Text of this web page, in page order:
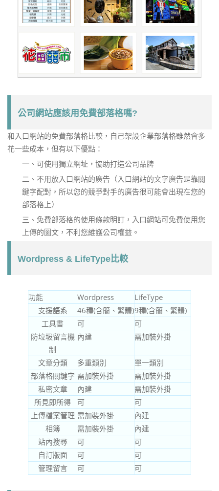
公司網站應該用免費部落格嗎?
和入口網站的免費部落格比較，自己架設企業部落格雖然會多
花一些成本，但有以下優點：
一、可使用獨立網址，協助打造公司品牌
二、不用放入口網站的廣告（入口網站的文字廣告是靠關
鍵字配對，所以您的競爭對手的廣告很可能會出現在您的
部落格上）
三、免費部落格的使用條款明訂，入口網站可免費使用您
上傳的圖文，不利您維護公司權益。
Wordpress & LifeType比較
功能 Wordpress
LifeType
支援語系
46種(含簡、繁體)9種(含簡、繁體)
工具書
可
可
防垃圾留言機
制
內建 需加裝外掛
文章分類 多重類別
單一類別
部落格關鍵字 需加裝外掛
需加裝外掛
私密文章
內建
需加裝外掛
所見即所得
可
可
上傳檔案管理 需加裝外掛
內建
相簿
需加裝外掛
內建
站內搜尋
可
可
自訂版面
可
可
管理留言
可 可